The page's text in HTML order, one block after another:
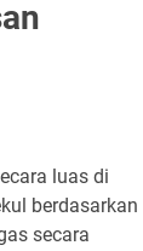
luas di
berdasarkan
secara